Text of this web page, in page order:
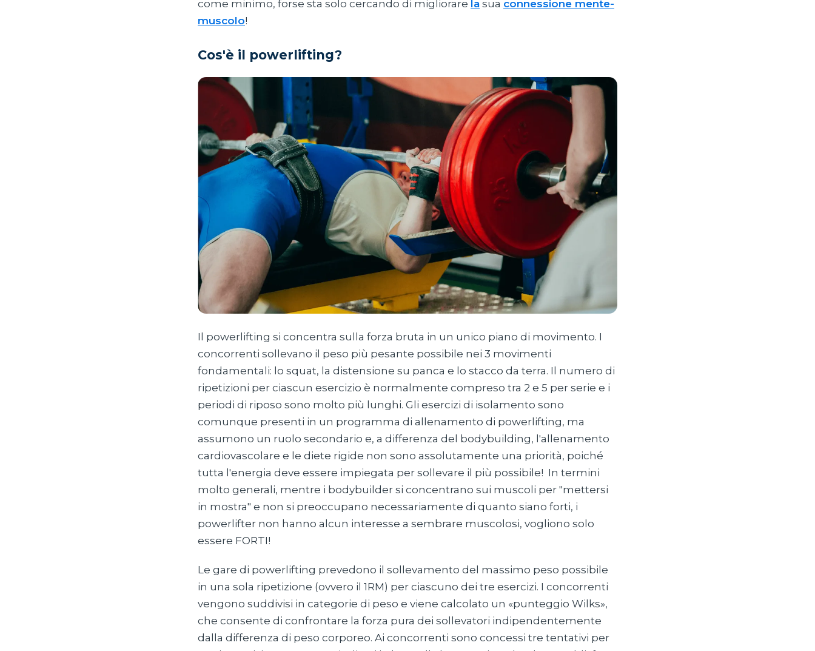
come minimo, forse sta solo cercando di migliorare la sua connessione mente-
muscolo!
Cos'è il powerlifting?
Il powerlifting si concentra sulla forza bruta in un unico piano di movimento. I
concorrenti sollevano il peso più pesante possibile nei 3 movimenti
fondamentali: lo squat, la distensione su panca e lo stacco da terra. Il numero di
ripetizioni per ciascun esercizio è normalmente compreso tra 2 e 5 per serie e i
periodi di riposo sono molto più lunghi. Gli esercizi di isolamento sono
comunque presenti in un programma di allenamento di powerlifting, ma
assumono un ruolo secondario e, a differenza del bodybuilding, l'allenamento
cardiovascolare e le diete rigide non sono assolutamente una priorità, poiché
tutta l'energia deve essere impiegata per sollevare il più possibile! In termini
molto generali, mentre i bodybuilder si concentrano sui muscoli per "mettersi
in mostra" e non si preoccupano necessariamente di quanto siano forti, i
powerlifter non hanno alcun interesse a sembrare muscolosi, vogliono solo
essere FORTI!
Le gare di powerlifting prevedono il sollevamento del massimo peso possibile
in una sola ripetizione (ovvero il 1RM) per ciascuno dei tre esercizi. I concorrenti
vengono suddivisi in categorie di peso e viene calcolato un «punteggio Wilks»,
che consente di confrontare la forza pura dei sollevatori indipendentemente
dalla differenza di peso corporeo. Ai concorrenti sono concessi tre tentativi per